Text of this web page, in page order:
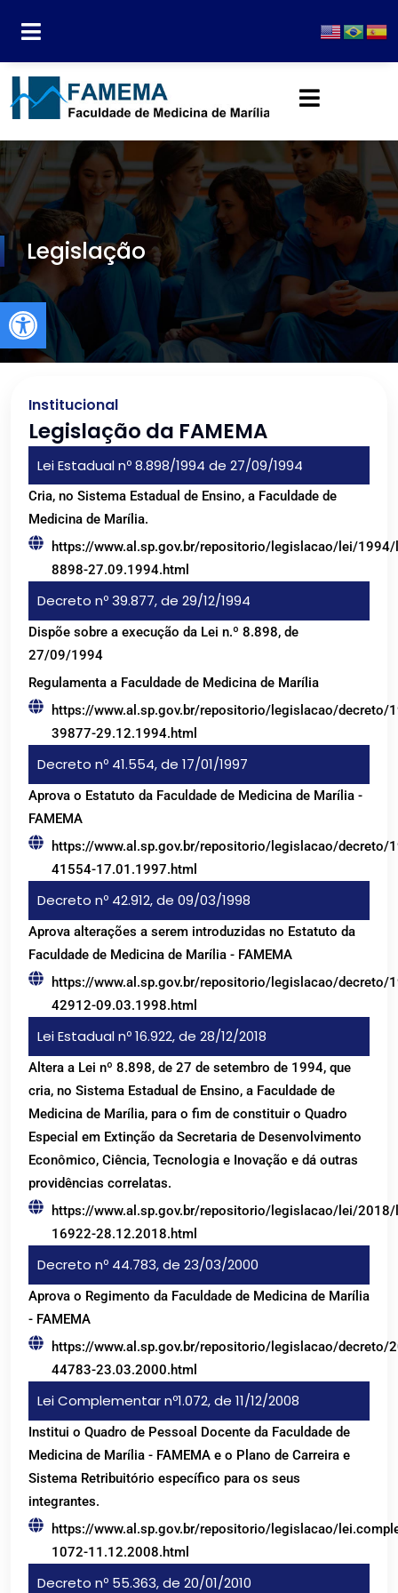
Abrir a barra de ferramentas
Legislação
Institucional
Legislação da FAMEMA
Lei Estadual nº 8.898/1994 de 27/09/1994
Cria, no Sistema Estadual de Ensino, a Faculdade de
Medicina de Marília.
https://www.al.sp.gov.br/repositorio/legislacao/lei/
8898-27.09.1994.html
Decreto nº 39.877, de 29/12/1994
Dispõe sobre a execução da Lei n.º 8.898, de
27/09/1994
Regulamenta a Faculdade de Medicina de Marília
https://www.al.sp.gov.br/repositorio/legislacao/decreto/
39877-29.12.1994.html
Decreto nº 41.554, de 17/01/1997
Aprova o Estatuto da Faculdade de Medicina de Marília -
FAMEMA
https://www.al.sp.gov.br/repositorio/legislacao/decreto/
41554-17.01.1997.html
Decreto nº 42.912, de 09/03/1998
Aprova alterações a serem introduzidas no Estatuto da
Faculdade de Medicina de Marília - FAMEMA
https://www.al.sp.gov.br/repositorio/legislacao/decreto/
42912-09.03.1998.html
Lei Estadual nº 16.922, de 28/12/2018
Altera a Lei nº 8.898, de 27 de setembro de 1994, que
cria, no Sistema Estadual de Ensino, a Faculdade de
Medicina de Marília, para o fim de constituir o Quadro
Especial em Extinção da Secretaria de Desenvolvimento
Econômico, Ciência, Tecnologia e Inovação e dá outras
providências correlatas.
https://www.al.sp.gov.br/repositorio/legislacao/lei/
16922-28.12.2018.html
Decreto nº 44.783, de 23/03/2000
Aprova o Regimento da Faculdade de Medicina de Marília
- FAMEMA
https://www.al.sp.gov.br/repositorio/legislacao/decreto/
44783-23.03.2000.html
Lei Complementar nº1.072, de 11/12/2008
Institui o Quadro de Pessoal Docente da Faculdade de
Medicina de Marília - FAMEMA e o Plano de Carreira e
Sistema Retribuitório específico para os seus
integrantes.
https://www.al.sp.gov.br/repositorio/legislacao/
1072-11.12.2008.html
Decreto nº 55.363, de 20/01/2010